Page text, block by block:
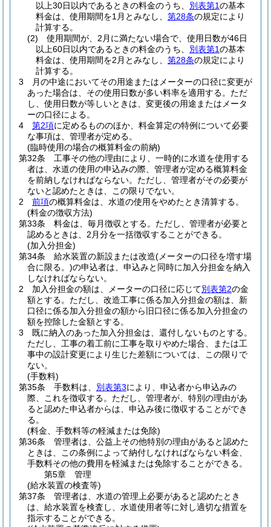
以上30日以内であるときの料金のうち、 別表第1の基本
料金は、使用期間を1月とみなし、 第28条の規定により
計算する。
(2)
使用期間が、2月に満たない場合で、使用日数が46日
以上60日以内であるときの料金のうち、 別表第1の基本
料金は、使用期間を2月とみなし、 第28条の規定により
計算する。
3
月の中途においてその用途またはメーターの口径に変更が
あった場合は、その使用日数が多い料率を適用する。 ただ
し、使用日数が等しいときは、変更後の用途またはメータ
ーの口径による。
4
第2項に定めるもののほか、料金算定の特例について必要
な事項は、管理者が定める。
(臨時使用の場合の概算料金の前納)
第32条
工事その他の理由により、一時的に水道を使用する
者は、水道の使用の申込みの際、管理者が定める概算料金
を前納しなければならない。 ただし、管理者がその必要が
ないと認めたときは、この限りでない。
2
前項の概算料金は、水道の使用をやめたとき清算する。
(料金の徴収方法)
第33条
料金は、毎月徴収とする。 ただし、管理者が必要と
認めるときは、2月分を一括徴収することができる。
(加入分担金)
第34条
給水装置の新設または改造(メーターの口径を増す場
合に限る。)の申込者は、申込みと同時に加入分担金を納入
しなければならない。
2
加入分担金の額は、メーターの口径に応じて別表第2の金
額とする。 ただし、改造工事に係る加入分担金の額は、新
口径に係る加入分担金の額から旧口径に係る加入分担金の
額を控除した金額とする。
3
既に納入のあった加入分担金は、還付しないものとする。
ただし、工事の着工前に工事を取りやめた場合、または工
事中の設計変更により生じた差額については、この限りで
ない。
(手数料)
第35条
手数料は、 別表第3により、申込者から申込みの
際、これを徴収する。 ただし、管理者が、特別の理由があ
ると認めた申込者からは、申込み後に徴収することができ
る。
(料金、手数料等の軽減または免除)
第36条
管理者は、公益上その他特別の理由があると認めた
ときは、この条例によって納付しなければならない料金、
手数料その他の費用を軽減または免除することができる。
第5章
管理
(給水装置の検査等)
第37条
管理者は、水道の管理上必要があると認めたとき
は、給水装置を検査し、水道使用者等に対し適切な措置を
指示することができる。